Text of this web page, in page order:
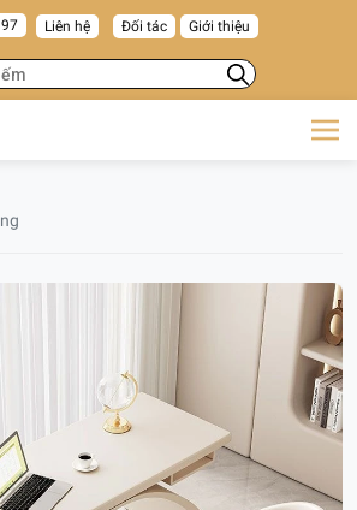
Liên hệ Đối tác Giới thiệu